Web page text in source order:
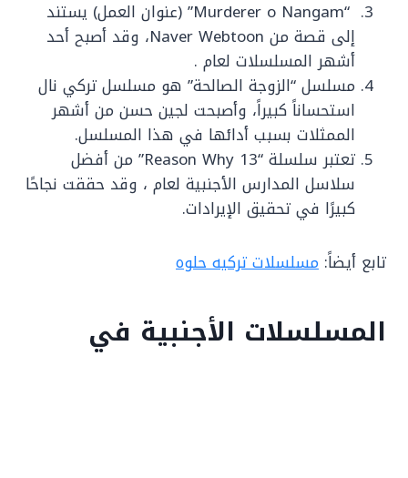
“Murderer o Nangam” (عنوان العمل) يستند
إلى قصة من Naver Webtoon، وقد أصبح أحد
أشهر المسلسلات لعام .
مسلسل “الزوجة الصالحة” هو مسلسل تركي نال
استحساناً كبيراً، وأصبحت لجين حسن من أشهر
الممثلات بسبب أدائها في هذا المسلسل.
تعتبر سلسلة “13 Reason Why” من أفضل
سلاسل المدارس الأجنبية لعام ، وقد حققت نجاحًا
كبيرًا في تحقيق الإيرادات.
تابع أيضاً: مسلسلات تركيه حلوه
المسلسلات الأجنبية في